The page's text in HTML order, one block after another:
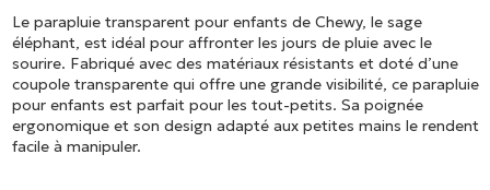
Le parapluie transparent pour enfants de Chewy, le sage
éléphant, est idéal pour affronter les jours de pluie avec le
sourire. Fabriqué avec des matériaux résistants et doté d’une
coupole transparente qui offre une grande visibilité, ce parapluie
pour enfants est parfait pour les tout-petits. Sa poignée
ergonomique et son design adapté aux petites mains le rendent
facile à manipuler.